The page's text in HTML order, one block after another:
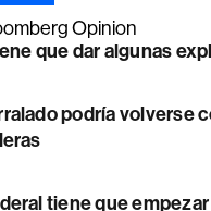
Opinion
que dar algunas
podría volverse
tiene que